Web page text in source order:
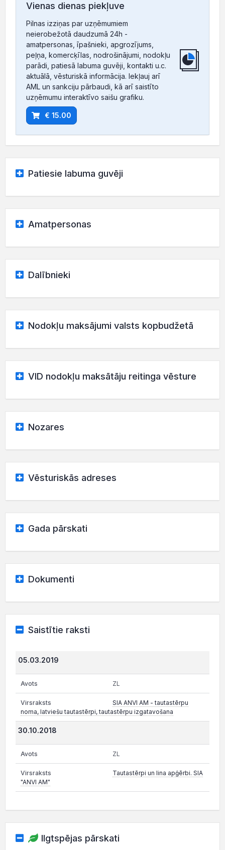
Vienas dienas piekļuve
Pilnas izziņas par uzņēmumiem
neierobežotā daudzumā 24h -
amatpersonas, īpašnieki, apgrozījums,
peļņa, komercķīlas, nodrošinājumi, nodokļu
parādi, patiesā labuma guvēji, kontakti u.c.
aktuālā, vēsturiskā informācija. Iekļauj arī
AML un sankciju pārbaudi, kā arī saistīto
uzņēmumu interaktīvo saišu grafiku.
€ 15.00
Patiesie labuma guvēji
Amatpersonas
Dalībnieki
Nodokļu maksājumi valsts kopbudžetā
VID nodokļu maksātāju reitinga vēsture
Nozares
Vēsturiskās adreses
Gada pārskati
Dokumenti
Saistītie raksti
05.03.2019
ZL
SIA ANVI AM - tautastērpu
noma, latviešu tautastērpi, tautastērpu izgatavošana
30.10.2018
ZL
Tautastērpi un lina apģērbi. SIA
"ANVI AM"
Ilgtspējas pārskati